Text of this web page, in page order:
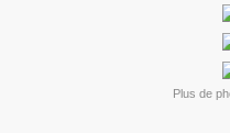
Plus de